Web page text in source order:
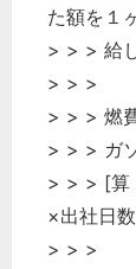
た額を１
> > > 給
> > >
> > > 燃
> > > ガ
> > > [算
×出社日数
> > >